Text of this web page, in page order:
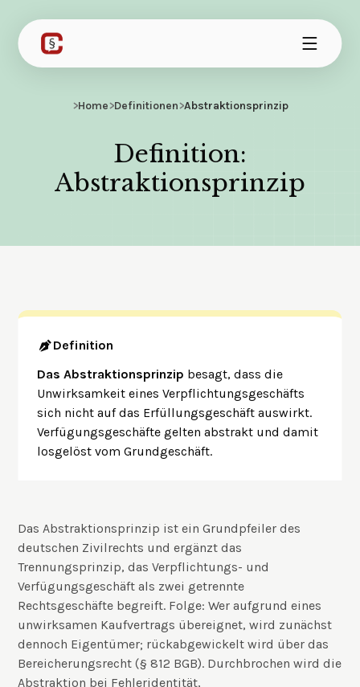
>Home>Definitionen>Abstraktionsprinzip
Definition:
Abstraktionsprinzip
Definition
Das Abstraktionsprinzip besagt, dass die
Unwirksamkeit eines Verpflichtungsgeschäfts
sich nicht auf das Erfüllungsgeschäft auswirkt.
Verfügungsgeschäfte gelten abstrakt und damit
losgelöst vom Grundgeschäft.
Das Abstraktionsprinzip ist ein Grundpfeiler des
deutschen Zivilrechts und ergänzt das
Trennungsprinzip, das Verpflichtungs- und
Verfügungsgeschäft als zwei getrennte
Rechtsgeschäfte begreift. Folge: Wer aufgrund eines
unwirksamen Kaufvertrags übereignet, wird zunächst
dennoch Eigentümer; rückabgewickelt wird über das
Bereicherungsrecht (§ 812 BGB). Durchbrochen wird die
Abstraktion bei Fehleridentität,